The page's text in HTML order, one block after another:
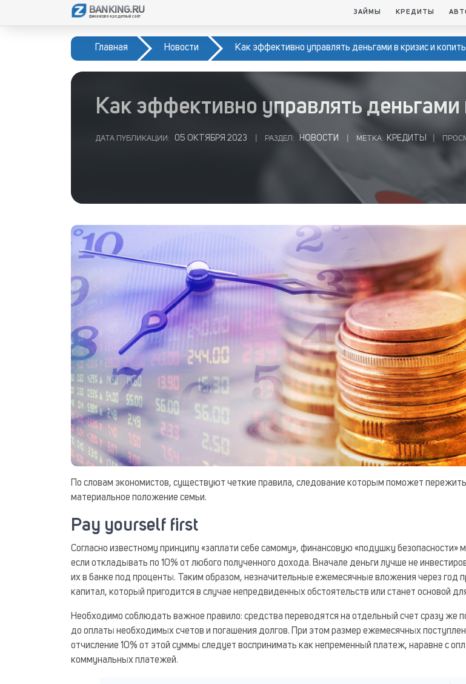
BANKING.RU
финансово-кредитный сайт
ЗАЙМЫ КРЕДИТЫ
Главная Новости Как эффективно управлять деньгами в кризис и копить
Как эффективно управлять деньгами
ДАТА ПУБЛИКАЦИИ: 05 ОКТЯБРЯ 2023 РАЗДЕЛ: НОВОСТИ МЕТКА: КРЕДИТЫ
По словам экономистов, существуют четкие правила, следование которым поможет пережить
материальное положение семьи.
Pay yourself first
Согласно известному принципу «заплати себе самому», финансовую «подушку безопасности»
если откладывать по 10% от любого полученного дохода. Вначале деньги лучше не
их в банке под проценты. Таким образом, незначительные ежемесячные вложения через год
капитал, который пригодится в случае непредвиденных обстоятельств или станет основой
Необходимо соблюдать важное правило: средства переводятся на отдельный счет сразу же
до оплаты необходимых счетов и погашения долгов. При этом размер ежемесячных
отчисление 10% от этой суммы следует воспринимать как непременный платеж, наравне с
коммунальных платежей.